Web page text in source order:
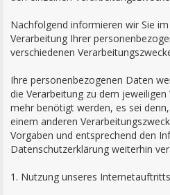
Nachfolgend informieren wir Sie
Verarbeitung Ihrer
verschiedenen
Ihre personenbezogenen Daten
die Verarbeitung zu dem
mehr benötigt werden, es sei
einem anderen
Vorgaben und entsprechend den
Datenschutzerklärung weiterhin
1. Nutzung unseres